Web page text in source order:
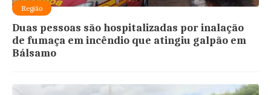
Região
Duas pessoas são hospitalizadas por inalação
de fumaça em incêndio que atingiu galpão em
Bálsamo